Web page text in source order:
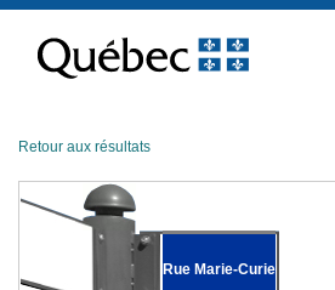
contenu
Retour aux résultats
Rue Marie-Curie